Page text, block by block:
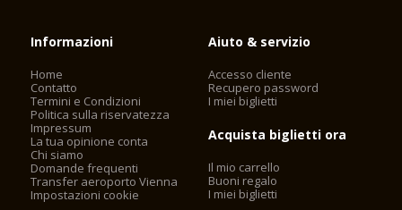
Informazioni
Home
Contatto
Termini e Condizioni
Politica sulla riservatezza
Impressum
La tua opinione conta
Chi siamo
Domande frequenti
Transfer aeroporto Vienna
Impostazioni cookie
Aiuto & servizio
Accesso cliente
Recupero password
I miei biglietti
Acquista biglietti ora
Il mio carrello
Buoni regalo
I miei biglietti